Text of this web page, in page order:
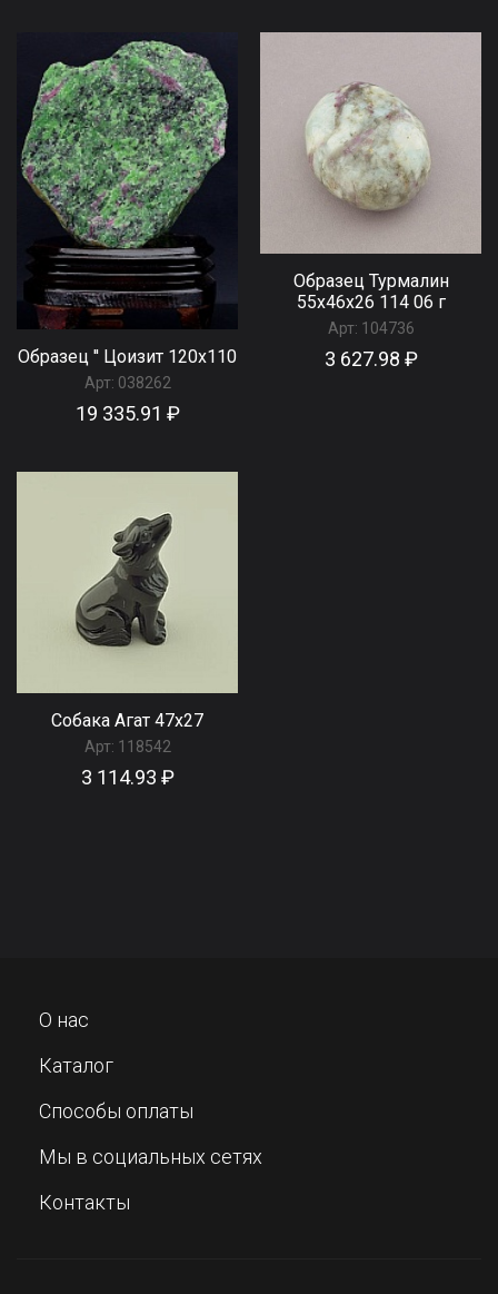
Образец '' Цоизит 120х110
Арт: 038262
19 335.91 ₽
Образец Турмалин
55x46x26 114 06 г
Арт: 104736
3 627.98 ₽
Собака Агат 47х27
Арт: 118542
3 114.93 ₽
О нас
Каталог
Способы оплаты
Мы в социальных сетях
Контакты